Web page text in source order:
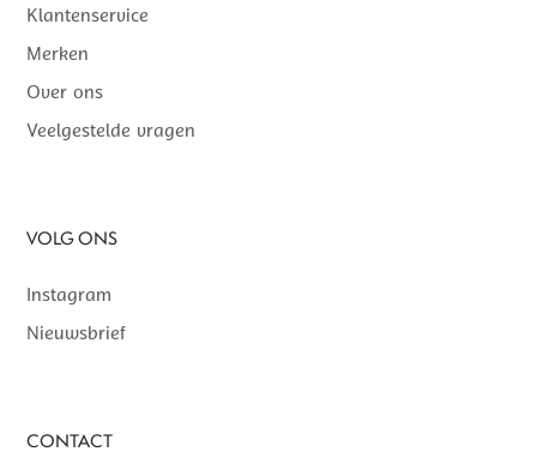
Klantenservice
Merken
Over ons
Veelgestelde vragen
VOLG ONS
Instagram
Nieuwsbrief
CONTACT